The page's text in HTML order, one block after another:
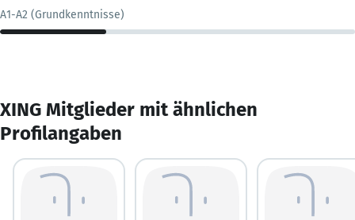
A1-A2 (Grundkenntnisse)
XING Mitglieder mit ähnlichen
Profilangaben